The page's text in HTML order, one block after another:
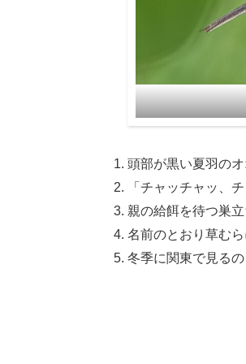
頭部が黒い夏羽のオ
「チャッチャッ、
親の給餌を待つ巣
名前のとおり草む
冬季に関東で見る